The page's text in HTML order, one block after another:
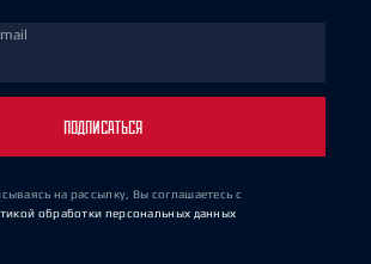
ПОДПИСАТЬСЯ
на рассылку, Вы соглашаетесь с
обработки персональных данных